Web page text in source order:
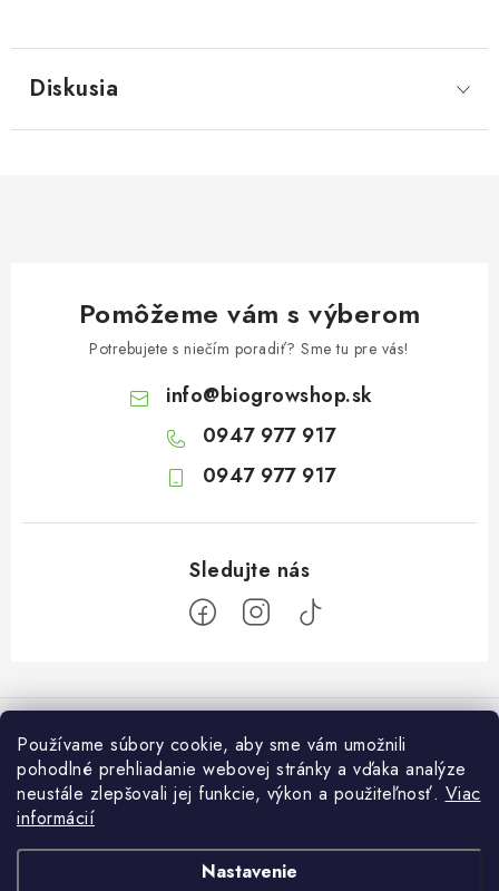
Používame súbory cookie, aby sme vám umožnili
pohodlné prehliadanie webovej stránky a vďaka analýze
neustále zlepšovali jej funkcie, výkon a použiteľnosť. Viac
informácií
Nastavenie
Diskusia
Pomôžeme vám s výberom
Potrebujete s niečím poradiť? Sme tu pre vás!
info@biogrowshop.sk
0947 977 917
0947 977 917
á
O nás
Platba a dodanie
Podmienky ochrany osobných údajov
Otvaracie hodiny veľkosklad
Pondelok: 7:30 – 16:00
Utorok: 7:30 – 16:00